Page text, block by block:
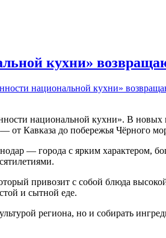
кухни»
национальной кухни»
национальной кухни». В
от Кавказа до побережья Чёрного
— города с ярким характером,
привозит с собой блюда
и сытной еде.
региона, но и собирать